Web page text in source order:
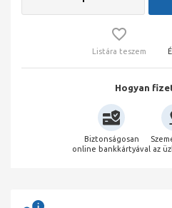
Listára teszem
Hogyan
Biztonságosan
online bankkártyával az